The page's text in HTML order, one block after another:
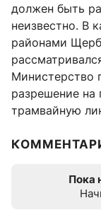
должен быть
неизвестно. В
районами
Министерство
разрешение на
трамвайную
Пока